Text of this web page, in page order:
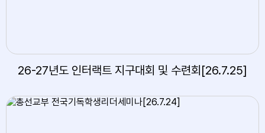
26-27년도 인터랙트 지구대회 및 수련회[26.7.25]